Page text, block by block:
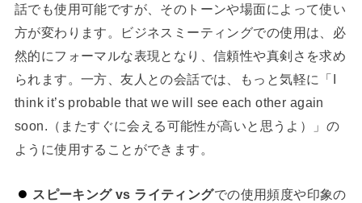
話でも使用可能ですが、そのトーンや場面によって使い
方が変わります。ビジネスミーティングでの使用は、必
然的にフォーマルな表現となり、信頼性や真剣さを求め
られます。一方、友人との会話では、もっと気軽に「I
think it’s probable that we will see each other again
soon.（またすぐに会える可能性が高いと思うよ）」の
ように使用することができます。
スピーキング vs ライティングでの使用頻度や印象の